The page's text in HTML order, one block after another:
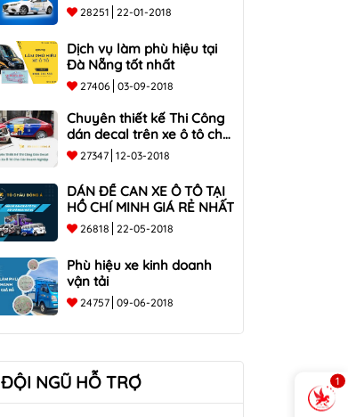
28251 22-01-2018
Dịch vụ làm phù hiệu tại
Đà Nẵng tốt nhất
27406 03-09-2018
Chuyên thiết kế Thi Công
dán decal trên xe ô tô cho
các doanh nghiệp
27347 12-03-2018
DÁN ĐỀ CAN XE Ô TÔ TẠI
HỒ CHÍ MINH GIÁ RẺ NHẤT
26818 22-05-2018
Phù hiệu xe kinh doanh
vận tải
24757 09-06-2018
ĐỘI NGŨ HỖ TRỢ 1